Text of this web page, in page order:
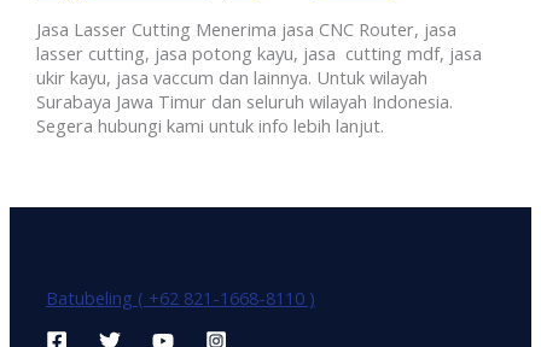
Jasa Lasser Cutting Menerima jasa CNC Router, jasa
lasser cutting, jasa potong kayu, jasa cutting mdf, jasa
ukir kayu, jasa vaccum dan lainnya. Untuk wilayah
Surabaya Jawa Timur dan seluruh wilayah Indonesia.
Segera hubungi kami untuk info lebih lanjut.
Batubeling ( +62 821-1668-8110 )